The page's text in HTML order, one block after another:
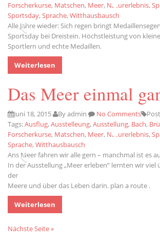
Forscherkurse, Matschen, Meer, Naturerlebnis,
Sportsday, Sprache, Witthausbausch
Alle Jahre wieder: Sich regen bringt
Sportsday bei Dreistein. Höchstleistung von
Sportlern und echte Medaillen.
Weiterlesen
Das Meer einmal
Juni 18, 2015 By admin No Comments
Tags:Ausflug, Ausstelleung, Ausstellung, Bach,
Forscherkurse, Matschen, Meer, Naturerlebnis,
Sprache, Witthausbausch
Ans Meer fahren wir alle gern – manchmal ist es
In der Ausstellung „Meer erleben“ lernten wir viel
der
Meere und über das Leben darin. plan a route .
Weiterlesen
Nächste Seite »